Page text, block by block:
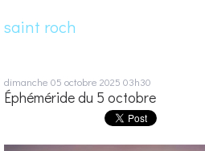
saint roch
dimanche 05 octobre 2025 03h30
Éphéméride du 5 octobre